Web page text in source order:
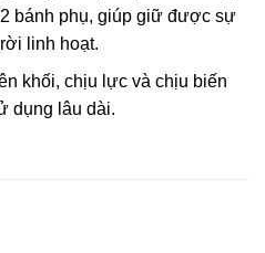
bánh phụ, giúp giữ được sự
linh hoạt.
khối, chịu lực và chịu biến
dụng lâu dài.